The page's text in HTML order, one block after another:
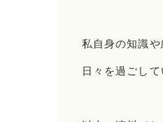
私自身の知識
日々を過ごし